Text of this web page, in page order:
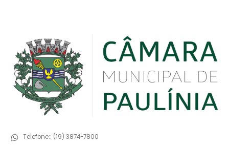
Telefone:: (19) 3874-7800